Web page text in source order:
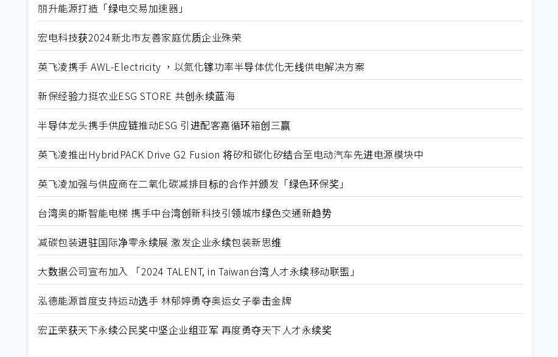
丽升能源打造「绿电交易加速器」
宏电科技获2024新北市友善家庭优质企业殊荣
英飞凌携手 AWL-Electricity ，以氮化镓功率半导体优化无线供电解决方案
新保经验力挺农业ESG STORE 共创永续蓝海
半导体龙头携手供应链推动ESG 引进配客嘉循环箱创三赢
英飞凌推出HybridPACK Drive G2 Fusion 将矽和碳化矽结合至电动汽车先进电源模块中
英飞凌加强与供应商在二氧化碳减排目标的合作并颁发「绿色环保奖」
台湾奥的斯智能电梯 携手中台湾创新科技引领城市绿色交通新趋势
减碳包装进驻国际净零永续展 激发企业永续包装新思维
大数据公司宣布加入 「2024 TALENT, in Taiwan台湾人才永续移动联盟」
泓德能源首度支持运动选手 林郁婷勇夺奥运女子拳击金牌
宏正荣获天下永续公民奖中坚企业组亚军 再度勇夺天下人才永续奖